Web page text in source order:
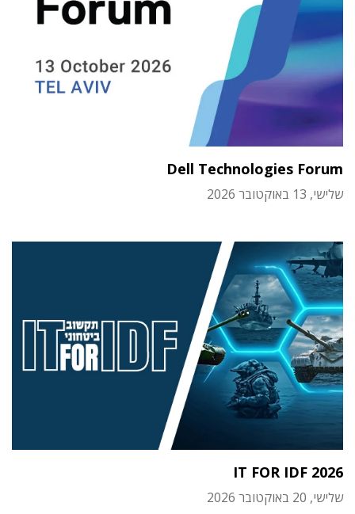
Dell Technologies Forum
שלישי, 13 באוקטובר 2026
IT FOR IDF 2026
שלישי, 20 באוקטובר 2026